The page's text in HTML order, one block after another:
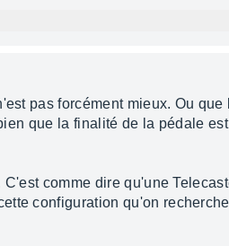
pas forcément mieux. Ou
que la finalité de la pédale
comme dire qu'une
configuration qu'on